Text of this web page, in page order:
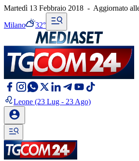
Martedì 13 Febbraio 2018 - Aggiornato
Milano 32°
Leone (23 Lug - 23 Ago)